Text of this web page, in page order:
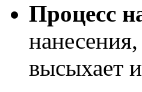
Процесс
высыхает